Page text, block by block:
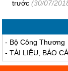
trước (30/07/
- Bộ Công Thương
-TÀI LIỆU, BÁO